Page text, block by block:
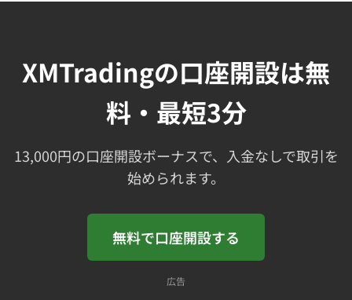
XMTradingの口座開設は無
料・最短3分
13,000円の口座開設ボーナスで、入金なしで取引を
始められます。
無料で口座開設する
広告